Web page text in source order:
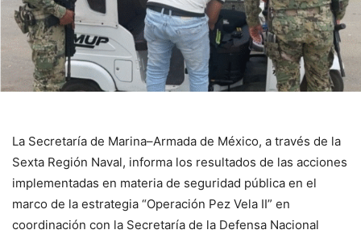
La Secretaría de Marina–Armada de México, a través de la
Sexta Región Naval, informa los resultados de las acciones
implementadas en materia de seguridad pública en el
marco de la estrategia “Operación Pez Vela II” en
coordinación con la Secretaría de la Defensa Nacional